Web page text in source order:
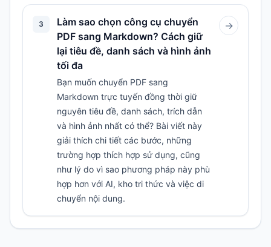
3
Làm sao chọn công cụ chuyển
PDF sang Markdown? Cách giữ
lại tiêu đề, danh sách và hình ảnh
tối đa
Bạn muốn chuyển PDF sang
Markdown trực tuyến đồng thời giữ
nguyên tiêu đề, danh sách, trích dẫn
và hình ảnh nhất có thể? Bài viết này
giải thích chi tiết các bước, những
trường hợp thích hợp sử dụng, cũng
như lý do vì sao phương pháp này phù
hợp hơn với AI, kho tri thức và việc di
chuyển nội dung.
→